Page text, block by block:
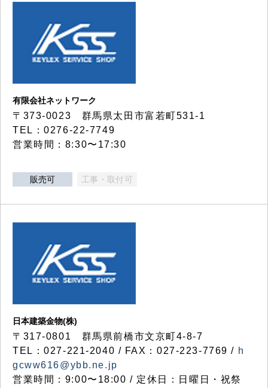
有限会社ネットワーク
〒373-0023 群馬県太田市富若町531-1
TEL：0276-22-7749
営業時間：8:30〜17:30
販売可 工事・取付可
日本建築金物(株)
〒317‐0801 群馬県前橋市文京町4-8-7
TEL：027-221-2040 / FAX：027-223-7769 / h
gcww616@ybb.ne.jp
営業時間：9:00〜18:00 / 定休日：日曜日・祝祭